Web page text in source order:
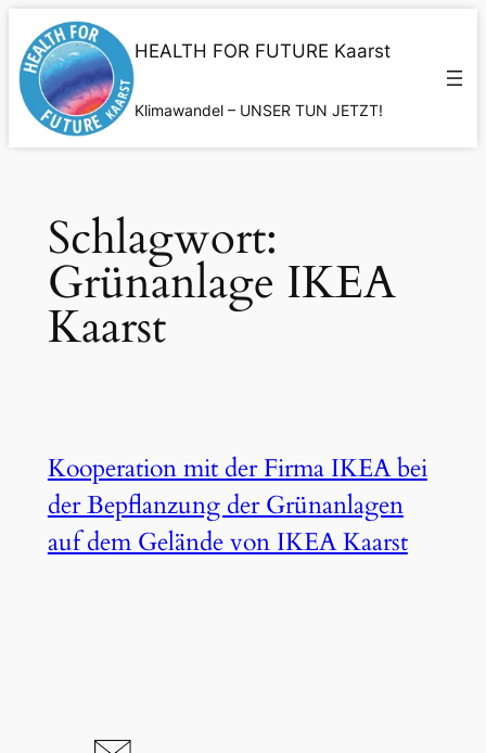
Inhalt
springen
HEALTH FOR FUTURE Kaarst
Klimawandel – UNSER TUN JETZT!
Schlagwort:
Grünanlage IKEA
Kaarst
Kooperation mit der Firma IKEA bei
der Bepflanzung der Grünanlagen
auf dem Gelände von IKEA Kaarst